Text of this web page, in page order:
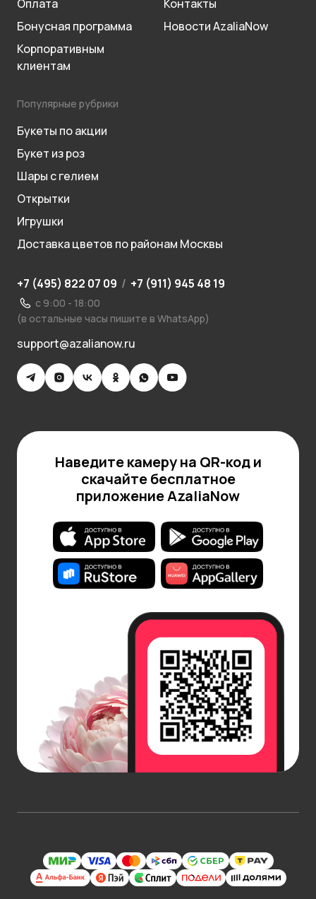
Оплата
Бонусная программа
Корпоративным
клиентам
Контакты
Новости AzaliaNow
Популярные рубрики
Букеты по акции
Букет из роз
Шары с гелием
Открытки
Игрушки
Доставка цветов по районам Москвы
+7 (495) 822 07 09 / +7 (911) 945 48 19
с 9:00 - 18:00
(в остальные часы пишите в WhatsApp)
support@azalianow.ru
Наведите камеру на QR-код и
скачайте бесплатное
приложение AzaliaNow